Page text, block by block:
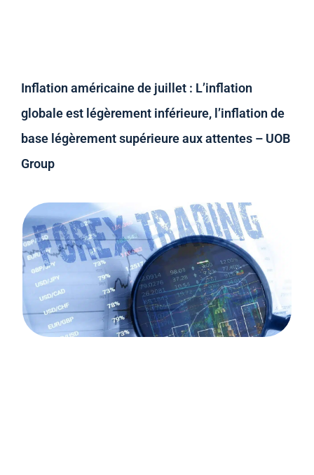
Inflation américaine de juillet : L’inflation
globale est légèrement inférieure, l’inflation de
base légèrement supérieure aux attentes – UOB
Group